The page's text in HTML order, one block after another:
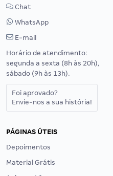
Chat
WhatsApp
E-mail
Horário de atendimento:
segunda a sexta (8h às 20h),
sábado (9h às 13h).
Foi aprovado?
Envie-nos a sua história!
PÁGINAS ÚTEIS
Depoimentos
Material Grátis